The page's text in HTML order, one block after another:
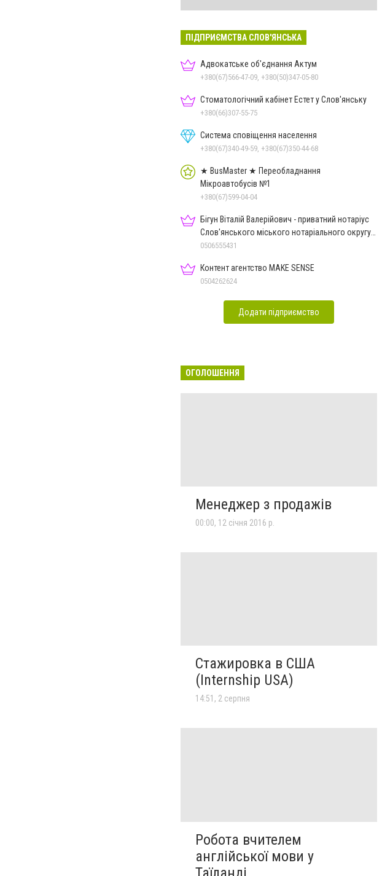
ПІДПРИЄМСТВА СЛОВ'ЯНСЬКА
Адвокатське об'єднання Актум
+380(67)566-47-09, +380(50)347-05-80
Стоматологічний кабінет Естет у Слов'янську
+380(66)307-55-75
Система сповіщення населення
+380(67)340-49-59, +380(67)350-44-68
★ BusMaster ★ Переобладнання
Мікроавтобусів №1
+380(67)599-04-04
Бігун Віталій Валерійович - приватний нотаріус
Слов'янського міського нотаріального округу
Дон.обл.
0506555431
Контент агентство MAKE SENSE
0504262624
Додати підприємство
ОГОЛОШЕННЯ
Менеджер з продажів
00:00, 12 січня 2016 р.
Стажировка в США
(Internship USA)
14:51, 2 серпня
Робота вчителем
англійської мови у